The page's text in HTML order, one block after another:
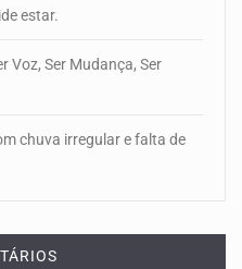
estar.
Voz, Ser Mudança, Ser
chuva irregular e falta de